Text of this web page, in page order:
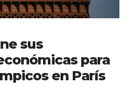
sus
para
en París